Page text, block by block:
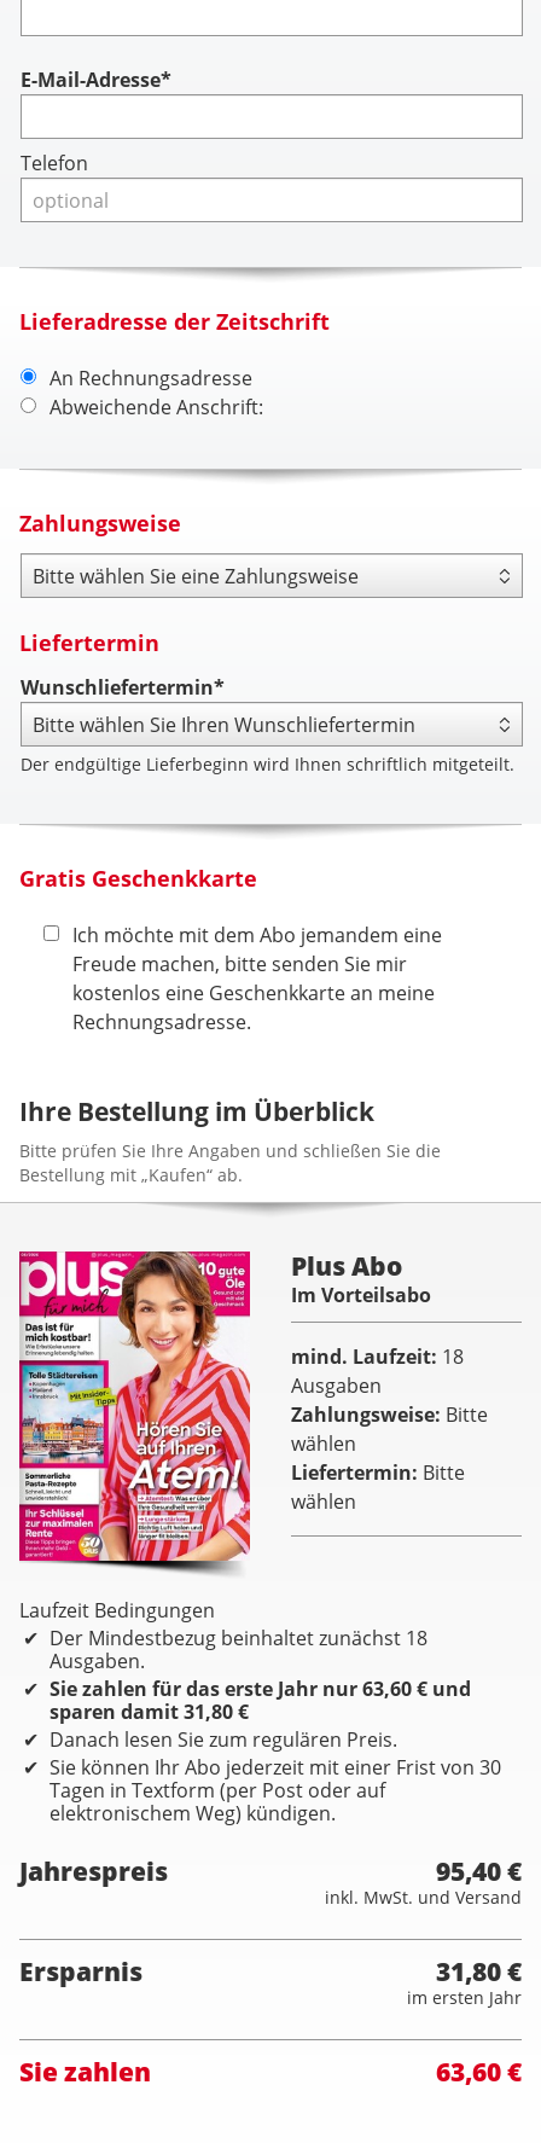
Account
E-Mail-Adresse*
Telefon
Lieferadresse der Zeitschrift
An Rechnungsadresse
Abweichende Anschrift:
Zahlungsweise
Zahlungsweise
Liefertermin
Wunschliefertermin*
Der endgültige Lieferbeginn wird Ihnen schriftlich mitgeteilt.
Gratis Geschenkkarte
Ich möchte mit dem Abo jemandem eine
Freude machen, bitte senden Sie mir
kostenlos eine Geschenkkarte an meine
Rechnungsadresse.
Ihre Bestellung im Überblick
Bitte prüfen Sie Ihre Angaben und schließen Sie die
Bestellung mit „Kaufen“ ab.
Plus Abo
Im Vorteilsabo
mind. Laufzeit 18
Ausgaben
Zahlungsweise Bitte
wählen
Liefertermin Bitte
wählen
Laufzeit Bedingungen
Der Mindestbezug beinhaltet zunächst 18
Ausgaben.
Sie zahlen für das erste Jahr nur 63,60 € und
sparen damit 31,80 €
Danach lesen Sie zum regulären Preis.
Sie können Ihr Abo jederzeit mit einer Frist von 30
Tagen in Textform (per Post oder auf
elektronischem Weg) kündigen.
Jahrespreis 95,40 €
inkl. MwSt. und Versand
Ersparnis 31,80 €
im ersten Jahr
Sie zahlen 63,60 €